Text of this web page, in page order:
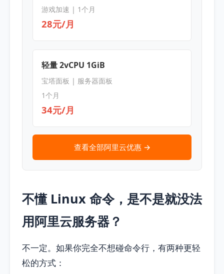
游戏加速 | 1个月
28元/月
轻量 2vCPU 1GiB
宝塔面板 | 服务器面板
1个月
34元/月
查看全部阿里云优惠 →
不懂 Linux 命令，是不是就没法
用阿里云服务器？
不一定。如果你完全不想碰命令行，有两种更轻
松的方式：